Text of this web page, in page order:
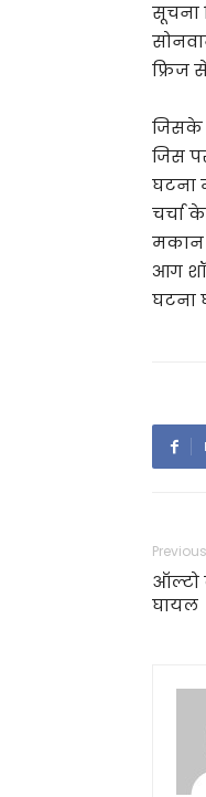
सूचना
फ्रिज
जिसके
जिस
घटना
चर्चा
मकान
आग
घटना
ऑल्टो
घायल